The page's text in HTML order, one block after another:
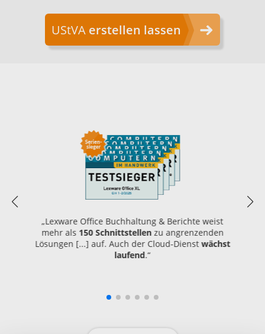
UStVA erstellen lassen
„Lexware Office Buchhaltung & Berichte weist
mehr als 150 Schnittstellenzu angrenzenden
Lösungen [...] auf. Auch der Cloud-Dienstwächst
laufend.“